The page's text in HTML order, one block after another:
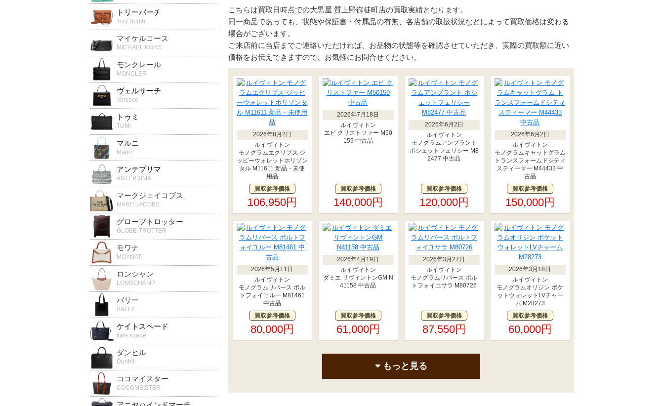
こちらは買取日時点での大黒屋 質上野御徒町店の買取実績となります。
同一商品であっても、状態や保証書・付属品の有無、各店舗の取扱状況などによって買取価格は変わる
場合がございます。
ご来店前に当店までご連絡いただければ、お品物の状態等を確認させていただき、実際の買取額に近い
価格をお伝えできますので、お気軽にお問合せください。
2026年8月2日
ルイヴィトン
モノグラムエクリプス ジ
ッピーウォレットホリゾン
タル M11611 新品・未使
用品
買取参考価格
106,950円
2026年7月18日
ルイヴィトン
エピ クリストファー M50
159 中古品
買取参考価格
140,000円
2026年6月2日
ルイヴィトン
モノグラムアンプラント
ポシェットフェリシー M8
2477 中古品
買取参考価格
120,000円
2026年6月2日
ルイヴィトン
モノグラムキャットグラム
トランスフォームドシティ
スティーマー M44433 中
古品
買取参考価格
150,000円
2026年5月11日
ルイヴィトン
モノグラムリバース ポル
トフォイユルー M81461
中古品
買取参考価格
80,000円
2026年4月19日
ルイヴィトン
ダミエ リヴィントンGM N
41158 中古品
買取参考価格
61,000円
2026年3月27日
ルイヴィトン
モノグラムリバース ポル
トフォイユサラ M80726
買取参考価格
87,550円
2026年3月18日
ルイヴィトン
モノグラムオリジン ポケ
ットウォレットLVチャー
ム M28273
買取参考価格
60,000円
もっと見る
トリーバーチ
Tory Burch
マイケルコース
MICHAEL KORS
モンクレール
MONCLER
ヴェルサーチ
Versace
トゥミ
TUMI
マルニ
Marni
アンテプリマ
ANTEPRIMA
マークジェイコブス
MARC JACOBS
グローブトロッター
GLOBE-TROTTER
モワナ
MOYNAT
ロンシャン
LONGCHAMP
バリー
BALLY
ケイトスペード
kate spade
ダンヒル
Dunhill
ココマイスター
COCOMEISTER